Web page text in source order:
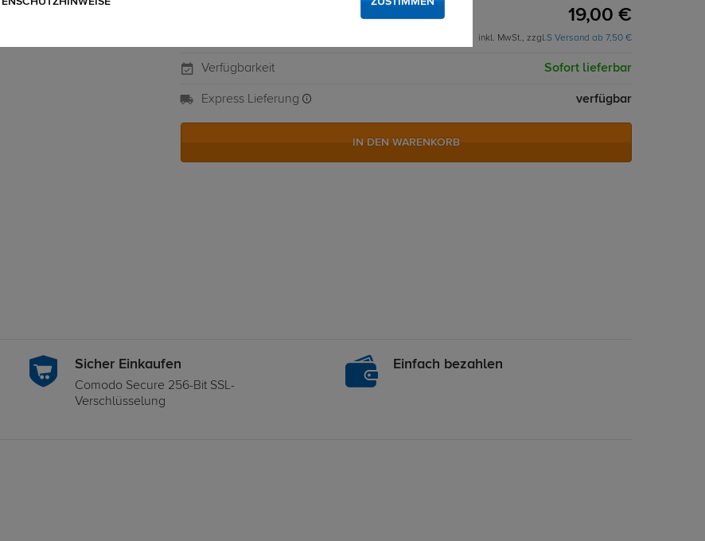
19,00 €
inkl. MwSt., zzgl.S Versand ab 7,50 €
Verfügbarkeit Sofort lieferbar
Express Lieferung verfügbar
IN DEN WARENKORB
Sicher Einkaufen
Comodo Secure 256-Bit SSL-
Verschlüsselung
Einfach bezahlen